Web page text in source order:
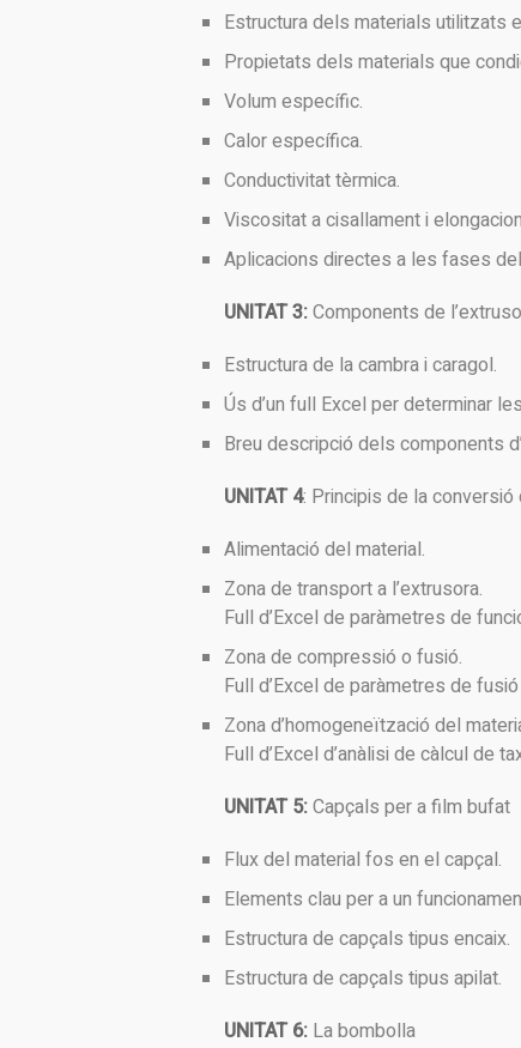
Estructura dels materials utilitzats
Propietats dels materials que
Volum específic.
Calor específica.
Conductivitat tèrmica.
Viscositat a cisallament i
Aplicacions directes a les fases
UNITAT 3:Components de
Estructura de la cambra i caragol.
Ús d’un full Excel per determinar
Breu descripció dels components
UNITAT 4: Principis de la
Alimentació del material.
Zona de transport a l’extrusora.
Full d’Excel de paràmetres de
Zona de compressió o fusió.
Full d’Excel de paràmetres de
Zona d’homogeneïtzació del
Full d’Excel d’anàlisi de càlcul de
UNITAT 5:Capçals per a film bufat
Flux del material fos en el capçal.
Elements clau per a un
Estructura de capçals tipus encaix.
Estructura de capçals tipus apilat.
UNITAT 6: La bombolla